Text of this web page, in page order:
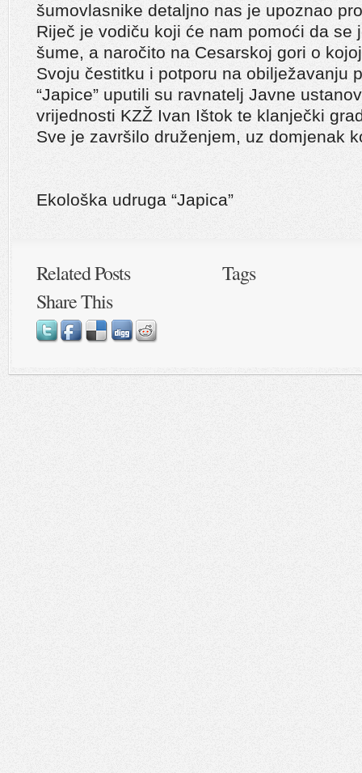
šumovlasnike detaljno nas je upoznao
Riječ je vodiču koji će nam pomoći da se
šume, a naročito na Cesarskoj gori o
Svoju čestitku i potporu na obilježavanju
“Japice” uputili su ravnatelj Javne
vrijednosti KZŽ Ivan Ištok te klanječki
Sve je završilo druženjem, uz domjenak
Ekološka udruga “Japica”
Related Posts
Tags
Share This